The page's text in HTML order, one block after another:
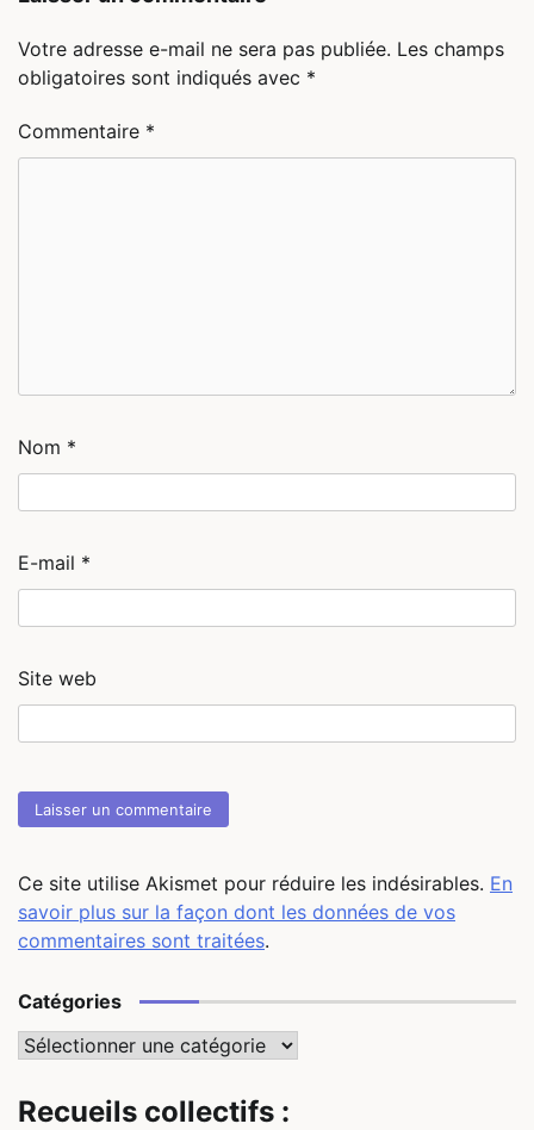
Votre adresse e-mail ne sera pas publiée. Les champs
obligatoires sont indiqués avec *
Commentaire *
Nom *
E-mail *
Site web
Ce site utilise Akismet pour réduire les indésirables. En
savoir plus sur la façon dont les données de vos
commentaires sont traitées.
Catégories
Catégories
Recueils collectifs :